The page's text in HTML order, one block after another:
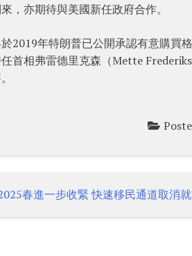
，亦期待與美國新任政府合作。
2019年特朗普已公開承認有意購買
首相弗雷德里克森（Mette
春進一步收緊 快速移民通道取消